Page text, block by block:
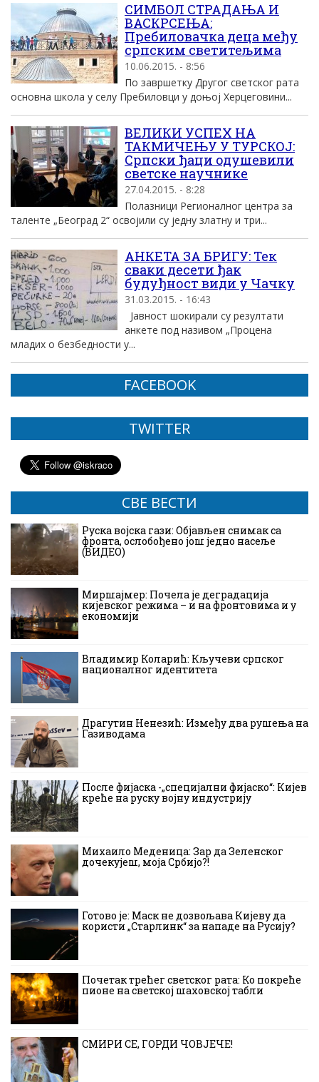
СИМБОЛ СТРАДАЊА И
ВАСКРСЕЊА:
Пребиловачка деца међу
српским светитељима
10.06.2015. - 8:56
По завршетку Другог светског рата
основна школа у селу Пребиловци у доњој Херцеговини...
ВЕЛИКИ УСПЕХ НА
ТАКМИЧЕЊУ У ТУРСКОЈ:
Српски ђаци одушевили
светске научнике
27.04.2015. - 8:28
Полазници Регионалног центра за
таленте „Београд 2“ освојили су једну златну и три...
АНКЕТА ЗА БРИГУ: Тек
сваки десети ђак
будуђност види у Чачку
31.03.2015. - 16:43
Јавност шокирали су резултати
анкете под називом „Процена
младих о безбедности у...
FACEBOOK
TWITTER
СВЕ ВЕСТИ
Руска војска гази: Објављен снимак са
фронта, ослобођено још једно насеље
(ВИДЕО)
Миршајмер: Почела је деградација
кијевског режима – и на фронтовима и у
економији
Владимир Коларић: Кључеви српског
националног идентитета
Драгутин Ненезић: Између два рушења на
Газиводама
После фијаска -„специјални фијаско“: Кијев
креће на руску војну индустрију
Михаило Меденица: Зар да Зеленског
дочекујеш, моја Србијо?!
Готово је: Маск не дозвољава Кијеву да
користи „Старлинк“ за нападе на Русију?
Почетак трећег светског рата: Ко покреће
пионе на светској шаховској табли
СМИРИ СЕ, ГОРДИ ЧОВЈЕЧЕ!